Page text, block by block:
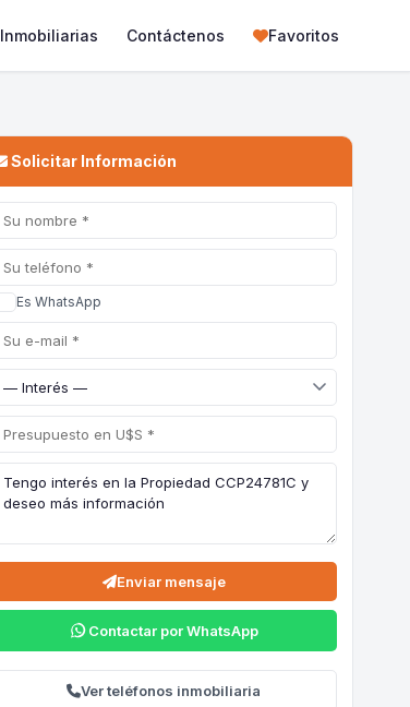
Inmobiliarias Contáctenos Favoritos
Solicitar Información
Es WhatsApp
Enviar mensaje
Contactar por WhatsApp
Ver teléfonos inmobiliaria